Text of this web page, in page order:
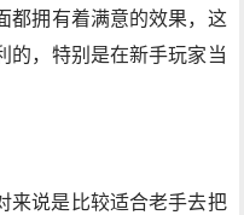
都拥有着满意的效果，这
的，特别是在新手玩家当
来说是比较适合老手去把